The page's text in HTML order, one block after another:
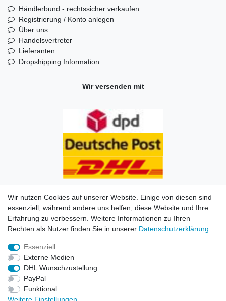
Händlerbund - rechtssicher verkaufen
Registrierung / Konto anlegen
Über uns
Handelsvertreter
Lieferanten
Dropshipping Information
Wir versenden mit
Impressum Daten­schutz­erklärung AGB Kontakt
© Copyright 2026 | Alle Rechte vorbehalten. HL-
Handelsgesellschaft mbH.
Alle Markennamen, Warenzeichen sowie sämtliche
Produktbilder und Beschreibungen sind Eigentum Ihrer
Wir nutzen Cookies auf unserer Website. Einige von diesen sind
essenziell, während andere uns helfen, diese Website und Ihre
Erfahrung zu verbessern. Weitere Informationen zu Ihren
Rechten als Nutzer finden Sie in unserer Daten­schutz­erklärung
Essenziell
Externe Medien
DHL Wunschzustellung
PayPal
Funktional